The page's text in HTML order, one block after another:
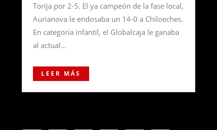
Torija por 2-5. El ya campeón de la fase local,
Aurianova le endosaba un 14-0 a Chiloeches.
En categoría infantil, el Globalcaja le ganaba
al actual...
LEER MÁS